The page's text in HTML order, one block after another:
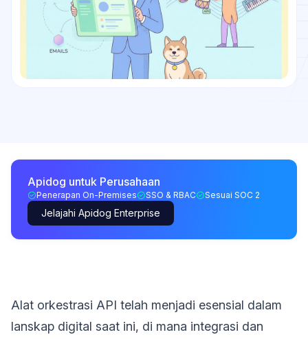
Apidog untuk Perusahaan
Penerapan On-Premises SSO & RBAC Sesuai SOC 2
Jelajahi Apidog Enterprise
Alat orkestrasi API telah menjadi esensial dalam
lanskap digital saat ini, di mana integrasi dan